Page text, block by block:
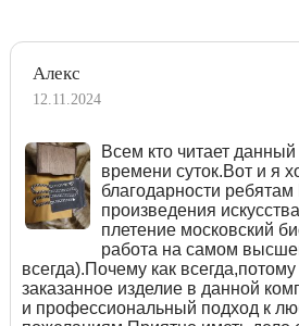
Алекс
12.11.2024
Всем кто читает
времени суток.Вот и я
благодарности
произведения
плетение московский
работа на самом
всегда).Почему как
заказанное изделие в данной
и профессиональный подход к